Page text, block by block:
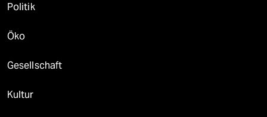
Politik
Öko
Gesellschaft
Kultur